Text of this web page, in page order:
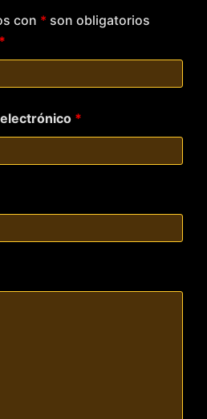
con * son obligatorios
*
*